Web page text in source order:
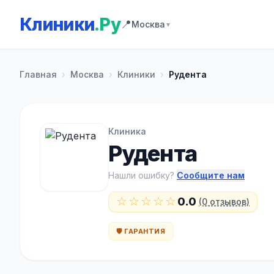
Клиники.Ру📍Москва ▼
Главная › Москва › Клиники › Рудента
Клиника
Рудента
Нашли ошибку? Сообщите нам
☆☆☆☆☆0.0 (0 отзывов)
🛡️ ГАРАНТИЯ